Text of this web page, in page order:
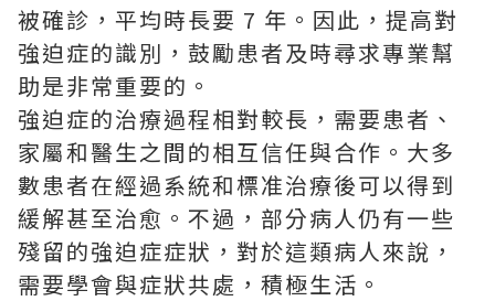
被確診，平均時長要 7 年。因此，提高對
強迫症的識別，鼓勵患者及時尋求專業幫
助是非常重要的。
強迫症的治療過程相對較長，需要患者、
家屬和醫生之間的相互信任與合作。大多
數患者在經過系統和標准治療後可以得到
緩解甚至治愈。不過，部分病人仍有一些
殘留的強迫症症狀，對於這類病人來說，
需要學會與症狀共處，積極生活。